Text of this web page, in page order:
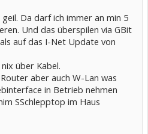
Da darf ich immer an min 5
Und das überspilen via GBit
auf das I-Net Update von
über Kabel.
aber auch W-Lan was
in Betrieb nehmen
SSchlepptop im Haus